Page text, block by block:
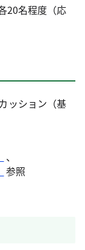
20名程度（応
ッション（基
、
参照